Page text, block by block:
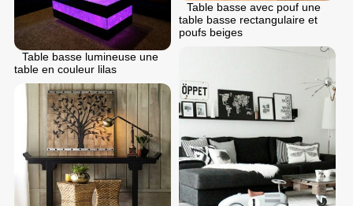
Table basse avec pouf une
table basse rectangulaire et
poufs beiges
Table basse lumineuse une
table en couleur lilas